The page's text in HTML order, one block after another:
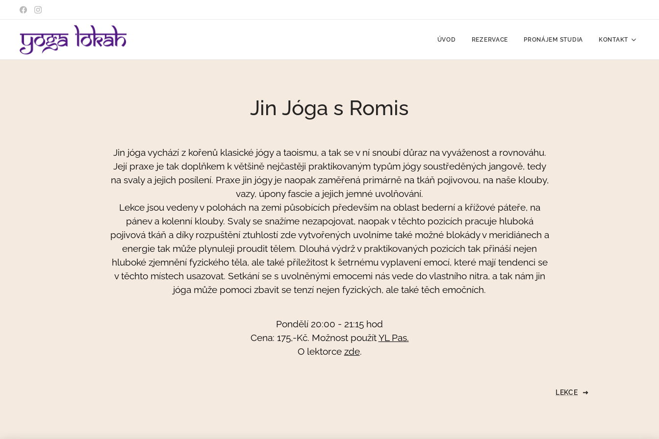
ÚVOD REZERVACE PRONÁJEM STUDIA KONTAKT
Jin Jóga s Romis
Jin jóga vychází z kořenů klasické jógy a taoismu, a tak se v ní snoubí důraz na vyváženost a rovnováhu.
Její praxe je tak doplňkem k většině nejčastěji praktikovaným typům jógy soustředěných jangově, tedy
na svaly a jejich posílení. Praxe jin jógy je naopak zaměřená primárně na tkáň pojivovou, na naše klouby,
vazy, úpony fascie a jejich jemné uvolňování.
Lekce jsou vedeny v polohách na zemi působících především na oblast bederní a křížové páteře, na
pánev a kolenní klouby. Svaly se snažíme nezapojovat, naopak v těchto pozicích pracuje hluboká
pojivová tkáň a díky rozpuštění ztuhlostí zde vytvořených uvolníme také možné blokády v meridiánech a
energie tak může plynuleji proudit tělem. Dlouhá výdrž v praktikovaných pozicích tak přináší nejen
hluboké zjemnění fyzického těla, ale také příležitost k šetrnému vyplavení emocí, které mají tendenci se
v těchto místech usazovat. Setkání se s uvolněnými emocemi nás vede do vlastního nitra, a tak nám jin
jóga může pomoci zbavit se tenzí nejen fyzických, ale také těch emočních.
Pondělí 20:00 - 21:15 hod
Cena: 175,-Kč. Možnost použítYL Pas.
O lektorce zde.
LEKCE